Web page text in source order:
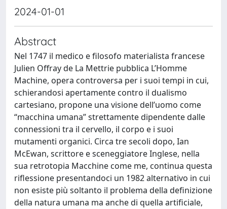
2024-01-01
Abstract
Nel 1747 il medico e filosofo materialista francese
Julien Offray de La Mettrie pubblica L’Homme
Machine, opera controversa per i suoi tempi in cui,
schierandosi apertamente contro il dualismo
cartesiano, propone una visione dell’uomo come
“macchina umana” strettamente dipendente dalle
connessioni tra il cervello, il corpo e i suoi
mutamenti organici. Circa tre secoli dopo, Ian
McEwan, scrittore e sceneggiatore Inglese, nella
sua retrotopia Macchine come me, continua questa
riflessione presentandoci un 1982 alternativo in cui
non esiste più soltanto il problema della definizione
della natura umana ma anche di quella artificiale,